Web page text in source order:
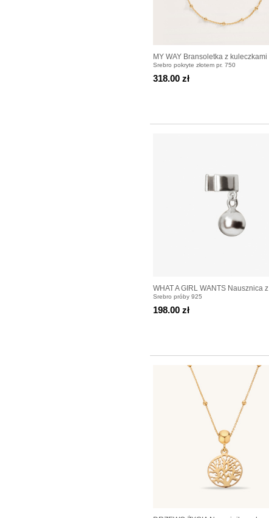
MY WAY Bransoletka z kuleczkami
pozłacana
Srebro pokryte złotem pr. 750
318.00 zł
WHAT A GIRL WANTS Nausznica
srebrną
Srebro próby 925
198.00 zł